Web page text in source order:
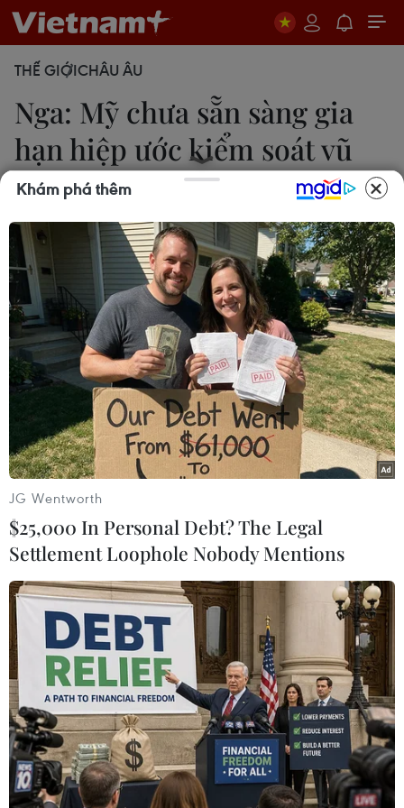
THẾ GIỚICHÂU ÂU
Nga: Mỹ chưa sẵn sàng gia
hạn hiệp ước kiểm soát vũ
khí
Vi Diệu
23/06/2020 14:35
Nga cảm thấy Mỹ vẫn chưa muốn gia hạn hiệp
ước START, song hai bên vẫn còn thời gian để tiếp
tục tiến trình đàm phán.
Thứ trưởng Ngoại giao Nga Sergei Ryabkov. (Ảnh: AFP/TTXVN)
Ngày 23/6, Thứ trưởng Ngoại giao Nga Sergei
Ryabkov cho rằng Mỹ vẫn chưa quyết định về
việc có gia hạn Hiệp ước cắt giảm vũ khí tấn
công chiến lược (START) mới hay không.
Khám phá thêm
JG Wentworth
$25,000 In Personal Debt? The Legal
Settlement Loophole Nobody Mentions